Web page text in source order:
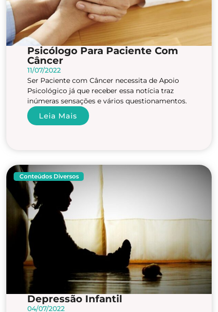
Psicólogo Para Paciente Com
Câncer
11/07/2022
Ser Paciente com Câncer necessita de Apoio
Psicológico já que receber essa notícia traz
inúmeras sensações e vários questionamentos.
Leia Mais
Conteúdos Diversos
Depressão Infantil
04/07/2022